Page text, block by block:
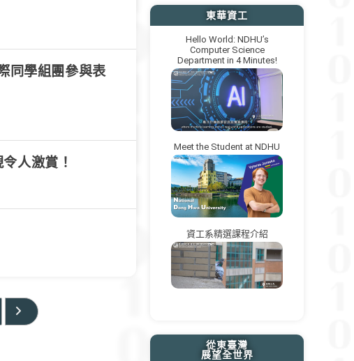
同學組團參與表
人激賞！
Go to the next page
東華資工
Hello World: NDHU’s
Computer Science
Department in 4 Minutes!
Meet the Student at NDHU
資工系精選課程介紹
從東臺灣
展望全世界